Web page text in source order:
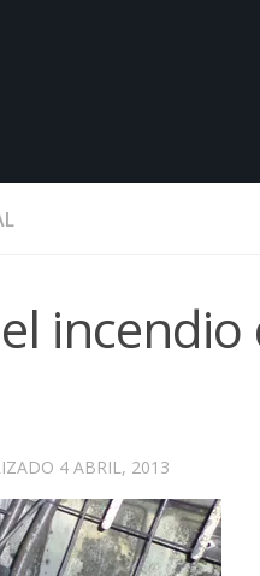
4 ABRIL, 2013